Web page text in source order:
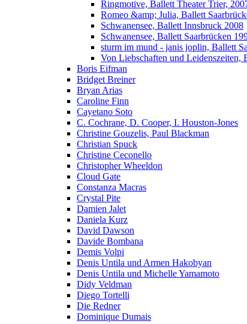
Ringmotive, Ballett Theater Trier,
Romeo &amp; Julia, Ballett
Schwanensee, Ballett Innsbruck 2008
Schwanensee, Ballett Saarbrücken
sturm im mund - janis joplin, Ballett
Von Liebschaften und Leidenszeiten,
Boris Eifman
Bridget Breiner
Bryan Arias
Caroline Finn
Cayetano Soto
C. Cochrane, D. Cooper, I. Houston-Jones
Christine Gouzelis, Paul Blackman
Christian Spuck
Christine Ceconello
Christopher Wheeldon
Cloud Gate
Constanza Macras
Crystal Pite
Damien Jalet
Daniela Kurz
David Dawson
Davide Bombana
Demis Volpi
Denis Untila und Armen Hakobyan
Denis Untila und Michelle Yamamoto
Didy Veldman
Diego Tortelli
Die Redner
Dominique Dumais